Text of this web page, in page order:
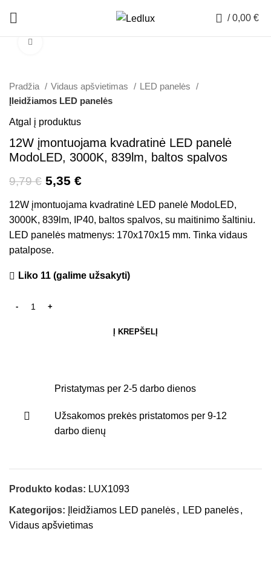
/ 0,00 €
Pradžia Vidaus apšvietimas
LED panelės
Įleidžiamos LED panelės
Atgal į produktus
12W įmontuojama kvadratinė LED panelė
ModoLED, 3000K, 839lm, baltos spalvos
9,79€ 5,35 €
12W įmontuojama kvadratinė LED panelė ModoLED,
3000K, 839lm, IP40, baltos spalvos, su maitinimo šaltiniu.
LED panelės matmenys: 170x170x15 mm. Tinka vidaus
patalpose.
Liko 11 (galime užsakyti)
Į KREPŠELĮ
Pristatymas per 2-5 darbo dienos
Užsakomos prekės pristatomos per 9-12
darbo dienų
Produkto kodas: LUX1093
Kategorijos: Įleidžiamos LED panelės, LED panelės,
Vidaus apšvietimas